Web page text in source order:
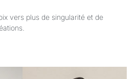
vers plus de singularité et de